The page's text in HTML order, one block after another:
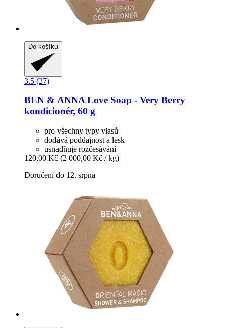
Do košíku
3.5 (27)
BEN & ANNALove Soap -​ Very Berry
kondicionér, 60 g
pro všechny typy vlasů
dodává poddajnost a lesk
usnadňuje rozčesávání
120,00 Kč (2 000,00 Kč / kg)
Doručení do 12. srpna